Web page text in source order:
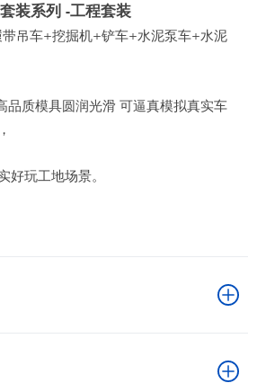
装系列 -工程套装
吊车+挖掘机+铲车+水泥泵车+水泥
品质模具圆润光滑 可逼真模拟真实车
好玩工地场景。